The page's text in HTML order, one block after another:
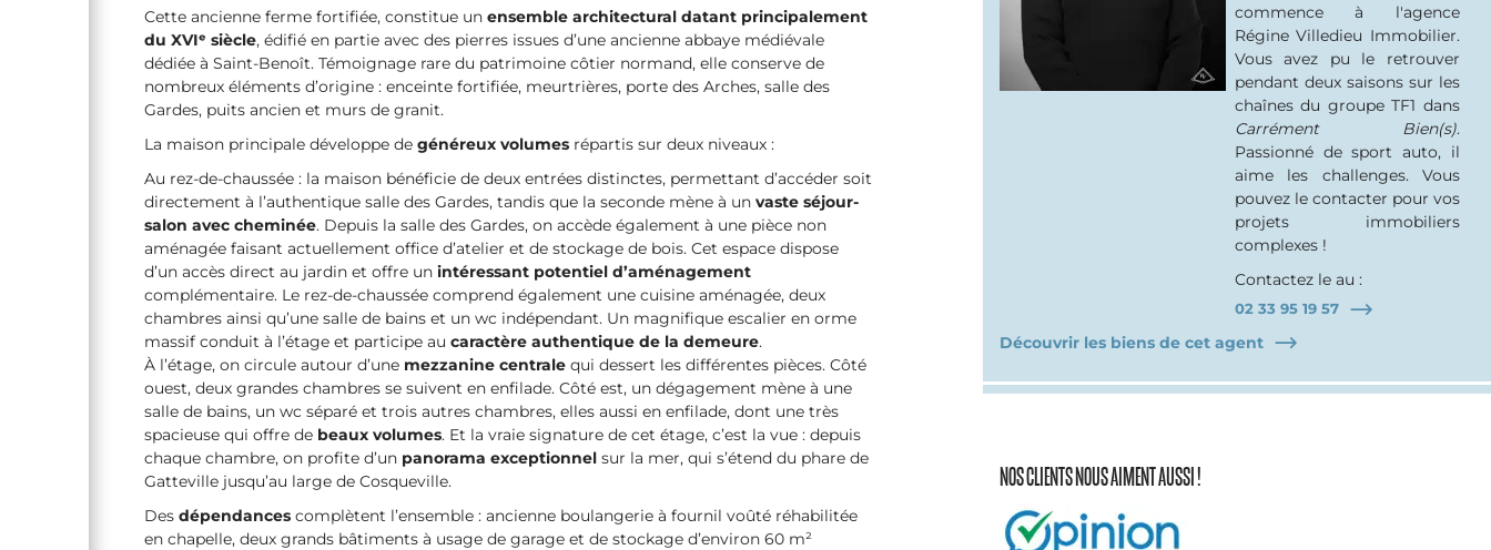
Cette ancienne ferme fortifiée, constitue un ensemble architectural datant principalement
du XVIᵉ siècle, édifié en partie avec des pierres issues d’une ancienne abbaye médiévale
dédiée à Saint-Benoît. Témoignage rare du patrimoine côtier normand, elle conserve de
nombreux éléments d’origine : enceinte fortifiée, meurtrières, porte des Arches, salle des
Gardes, puits ancien et murs de granit.
La maison principale développe de généreux volumes répartis sur deux niveaux :
Au rez-de-chaussée : la maison bénéficie de deux entrées distinctes, permettant d’accéder soit
directement à l’authentique salle des Gardes, tandis que la seconde mène à un vaste séjour-
salon avec cheminée. Depuis la salle des Gardes, on accède également à une pièce non
aménagée faisant actuellement office d’atelier et de stockage de bois. Cet espace dispose
d’un accès direct au jardin et offre un intéressant potentiel d’aménagement
complémentaire. Le rez-de-chaussée comprend également une cuisine aménagée, deux
chambres ainsi qu’une salle de bains et un wc indépendant. Un magnifique escalier en orme
massif conduit à l’étage et participe au caractère authentique de la demeure.
À l’étage, on circule autour d’une mezzanine centrale qui dessert les différentes pièces. Côté
ouest, deux grandes chambres se suivent en enfilade. Côté est, un dégagement mène à une
salle de bains, un wc séparé et trois autres chambres, elles aussi en enfilade, dont une très
spacieuse qui offre de beaux volumes. Et la vraie signature de cet étage, c’est la vue : depuis
chaque chambre, on profite d’un panorama exceptionnel sur la mer, qui s’étend du phare de
Gatteville jusqu’au large de Cosqueville.
Des dépendances complètent l’ensemble : ancienne boulangerie à fournil voûté réhabilitée
en chapelle, deux grands bâtiments à usage de garage et de stockage d’environ 60 m²
commence à l'agence
Régine Villedieu Immobilier.
Vous avez pu le retrouver
pendant deux saisons sur les
chaînes du groupe TF1 dans
Carrément Bien(s).
Passionné de sport auto, il
aime les challenges. Vous
pouvez le contacter pour vos
projets immobiliers
complexes !
Contactez le au :
02 33 95 19 57
Découvrir les biens de cet agent
NOS CLIENTS NOUS AIMENT AUSSI !